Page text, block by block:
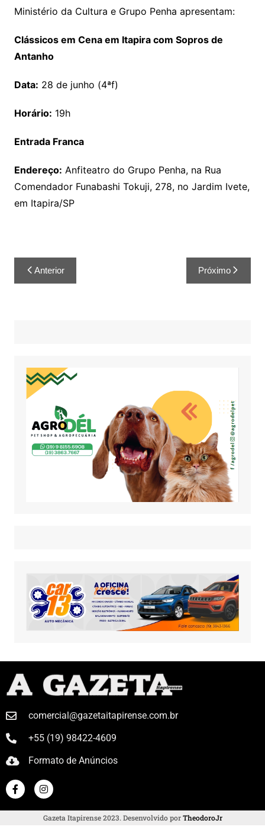
Ministério da Cultura e Grupo Penha apresentam:
Clássicos em Cena em Itapira com Sopros de
Antanho
Data: 28 de junho (4ªf)
Horário: 19h
Entrada Franca
Endereço: Anfiteatro do Grupo Penha, na Rua
Comendador Funabashi Tokuji, 278, no Jardim Ivete,
em Itapira/SP
Anterior Próximo
comercial@gazetaitapirense.com.br
+55 (19) 98422-4609
Formato de Anúncios
Gazeta Itapirense 2023. Desenvolvido porTheodoroJr